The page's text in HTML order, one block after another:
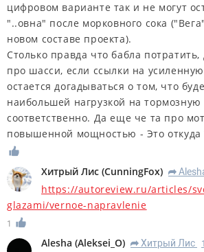
цифровом варианте так и не могут
"..овна" после морковного сока
новом составе проекта).
Столько правда что бабла
про шасси, если ссылки на
остается догадываться о том, что
наибольшей нагрузкой на тормозную
соответственно. Да еще че та про
повышенной мощностью - Это откуда
Хитрый Лис (CunningFox) R
https://autoreview.ru/articles/
glazami/vernoe-napravlenie
1
Alesha (Aleksei_O) R Хитрый Лис